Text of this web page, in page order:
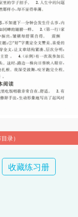
录）
收藏练习册